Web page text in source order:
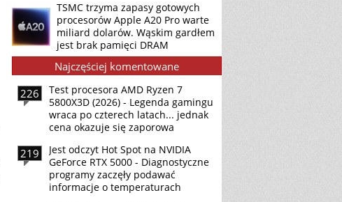
TSMC trzyma zapasy gotowych
procesorów Apple A20 Pro warte
miliard dolarów. Wąskim gardłem
jest brak pamięci DRAM
Najczęściej komentowane
226
Test procesora AMD Ryzen 7
5800X3D (2026) - Legenda gamingu
wraca po czterech latach... jednak
cena okazuje się zaporowa
219
Jest odczyt Hot Spot na NVIDIA
GeForce RTX 5000 - Diagnostyczne
programy zaczęły podawać
informacje o temperaturach